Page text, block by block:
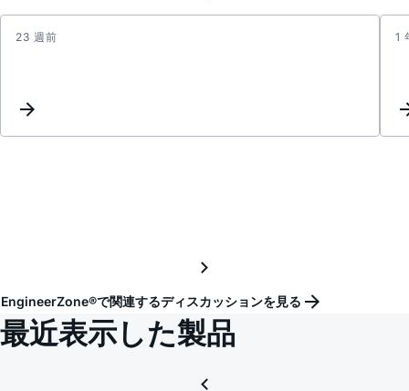
23 週前
Skew1
EngineerZone®で関連するディスカッションを見る
最近表示した製品